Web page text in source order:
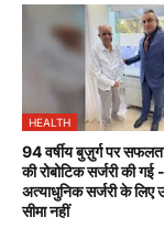
HEALTH
94 वर्षीय बुज़ुर्ग पर
की रोबोटिक सर्जरी की गई
अत्याधुनिक सर्जरी के लिए
सीमा नहीं